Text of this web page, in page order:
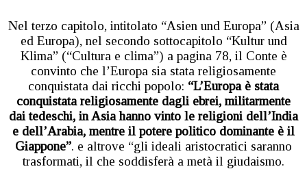
Nel terzo capitolo, intitolato “Asien und Europa” (Asia
ed Europa), nel secondo sottocapitolo “Kultur und
Klima” (“Cultura e clima”) a pagina 78, il Conte è
convinto che l’Europa sia stata religiosamente
conquistata dai ricchi popolo: “L’Europa è stata
conquistata religiosamente dagli ebrei, militarmente
dai tedeschi, in Asia hanno vinto le religioni dell’India
e dell’Arabia, mentre il potere politico dominante è il
Giappone”. e altrove “gli ideali aristocratici saranno
trasformati, il che soddisferà a metà il giudaismo.